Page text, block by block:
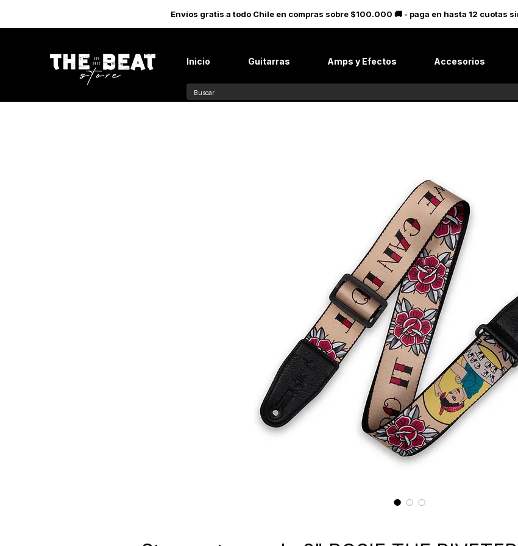
Envíos gratis a todo Chile en compras sobre $100.000 🚚 - paga en hasta 12 cuotas
Inicio Guitarras Amps y Efectos Accesorios